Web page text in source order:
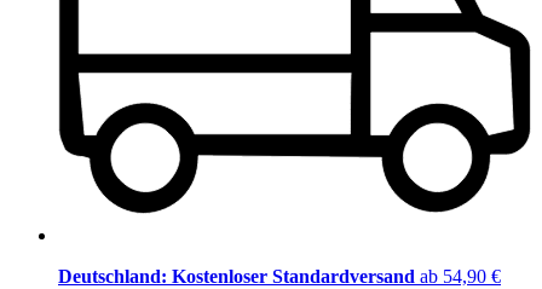
Deutschland: Kostenloser Standardversand ab 54,90 €